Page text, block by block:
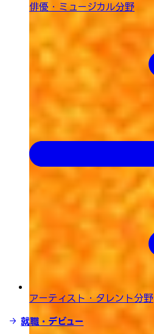
俳優・ミュージカル分野
アーティスト・タレント分野
就職・デビュー